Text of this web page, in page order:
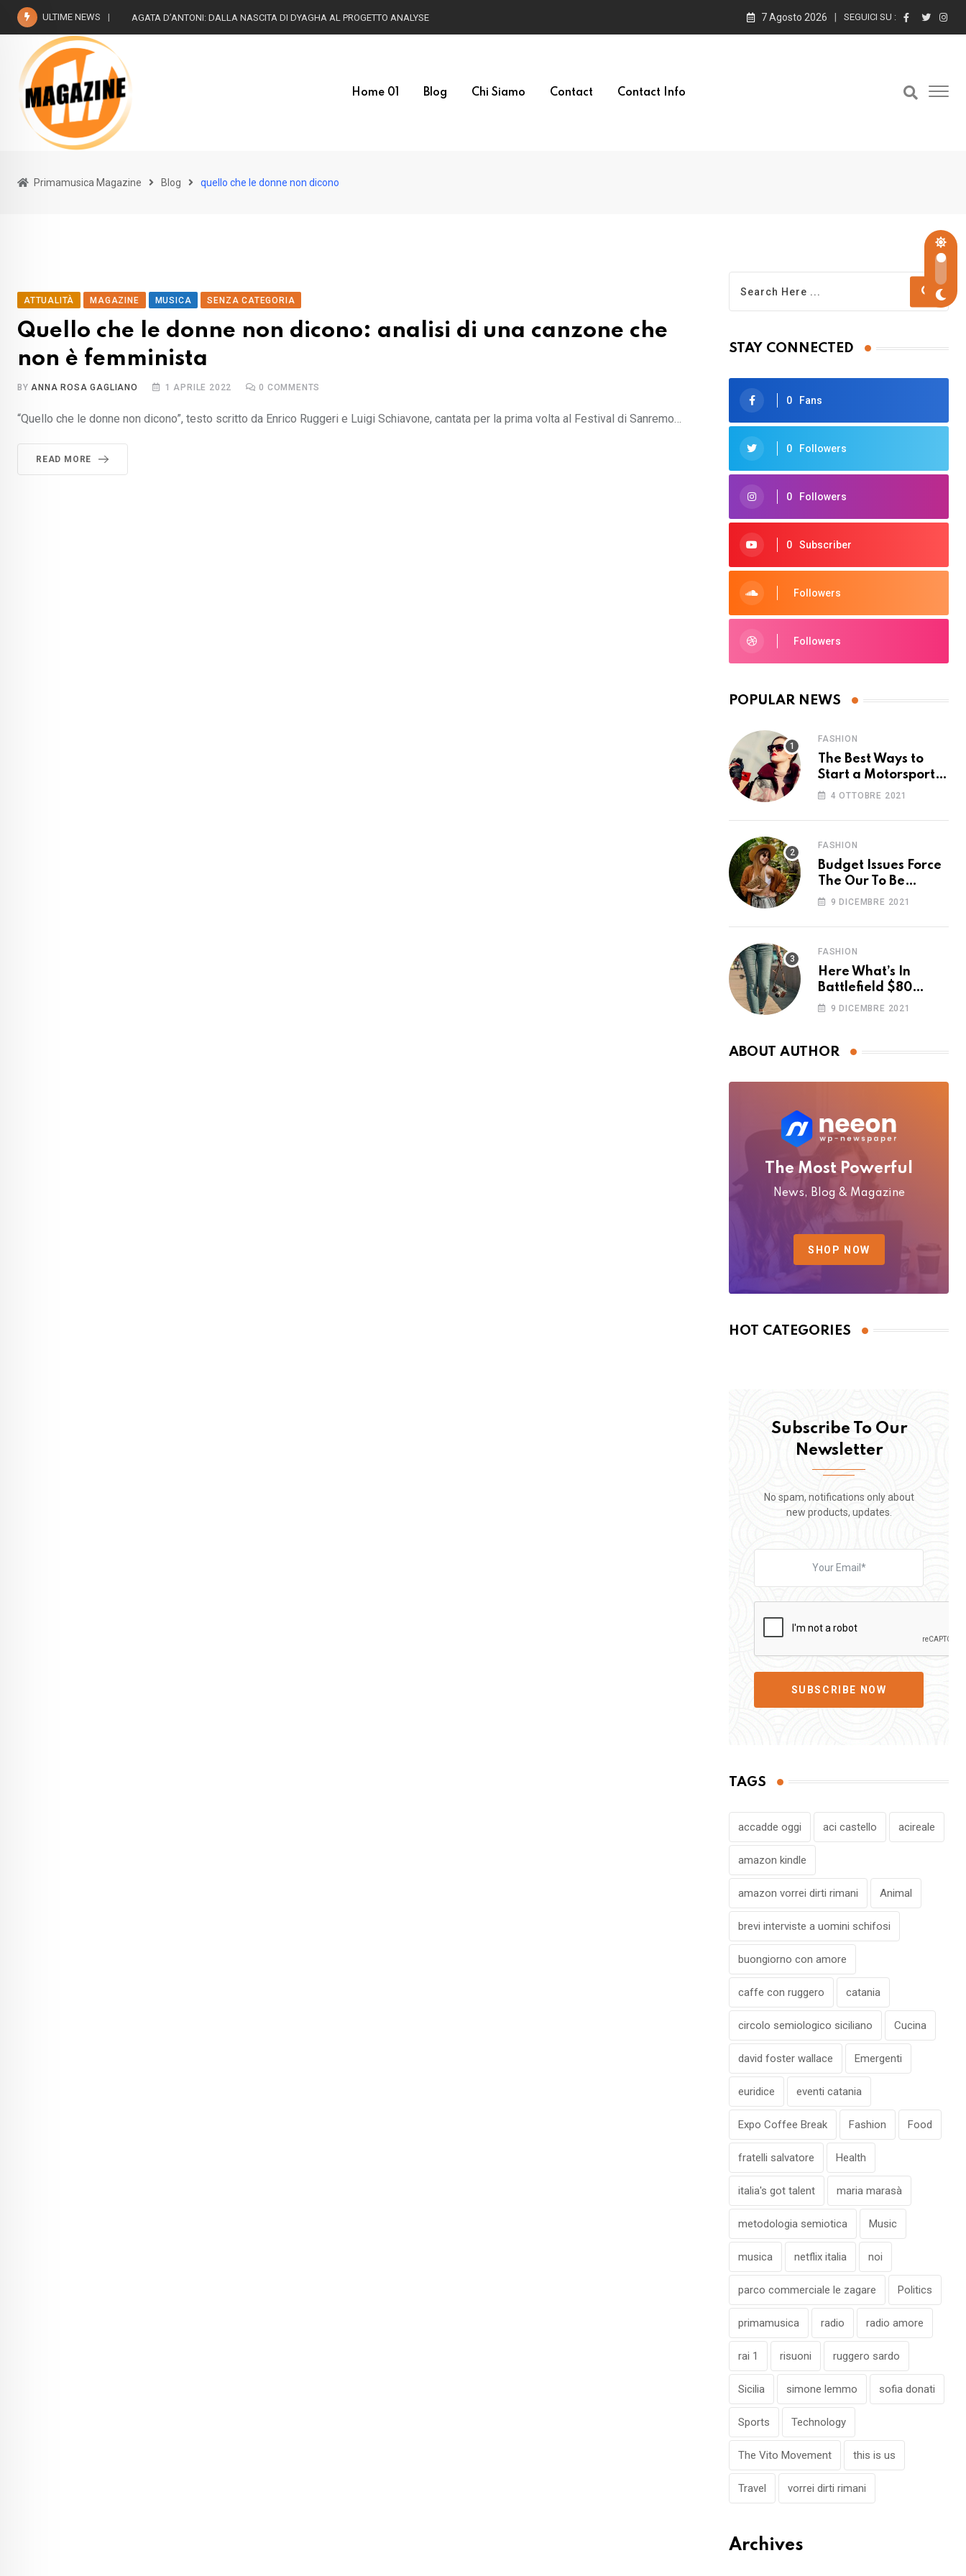
Skip
content
ULTIME NEWS AGATA D’ANTONI: DALLA NASCITA DI DYAGHA AL PROGETTO ANALYSE 7 Agosto 2026 SEGUICI SU :
Home 01 Blog Chi Siamo Contact Contact Info
Primamusica Magazine Blog quello che le donne non dicono
ATTUALITÀ MAGAZINE MUSICA SENZA CATEGORIA
Quello che le donne non dicono: analisi di una canzone che
non è femminista
BYANNA ROSA GAGLIANO 1 APRILE 2022 0 COMMENTS
“Quello che le donne non dicono”, testo scritto da Enrico Ruggeri e Luigi Schiavone, cantata per la prima volta al Festival di Sanremo…
READ MORE
STAY CONNECTED
0 Fans
0 Followers
0 Followers
0 Subscriber
Followers
Followers
POPULAR NEWS
FASHION
The Best Ways to
Start a Motorsport
Rider Career
4 OTTOBRE 2021
FASHION
Budget Issues Force
The Our To Be
Cancelled
9 DICEMBRE 2021
FASHION
Here What’s In
Battlefield $80
Deluxe Edition
9 DICEMBRE 2021
ABOUT AUTHOR
The Most Powerful
News, Blog & Magazine
SHOP NOW
HOT CATEGORIES
Subscribe To Our
Newsletter
No spam, notifications only about
new products, updates.
SUBSCRIBE NOW
TAGS
accadde oggi aci castello acireale
amazon kindle
amazon vorrei dirti rimani Animal
brevi interviste a uomini schifosi
buongiorno con amore
caffe con ruggero catania
circolo semiologico siciliano Cucina
david foster wallace Emergenti
euridice eventi catania
Expo Coffee Break Fashion Food
fratelli salvatore Health
italia's got talent maria marasà
metodologia semiotica Music
musica netflix italia noi
parco commerciale le zagare Politics
primamusica radio radio amore
rai 1 risuoni ruggero sardo
Sicilia simone lemmo sofia donati
Sports Technology
The Vito Movement this is us
Travel vorrei dirti rimani
Archives